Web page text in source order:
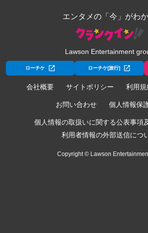
エンタメの「今」がわ
Lawson Entertainment
ローチケ ローチケ[旅行]
会社概要 サイトポリシー 利用規
お問い合わせ 個人情報保
個人情報の取扱いに関する公表事項
利用者情報の外部送信につ
Copyright © Lawson